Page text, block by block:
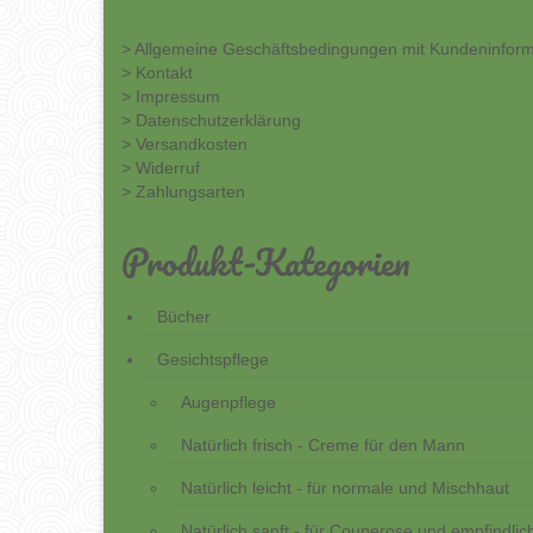
> Allgemeine Geschäftsbedingungen mit
> Kontakt
> Impressum
> Datenschutzerklärung
> Versandkosten
> Widerruf
> Zahlungsarten
Produkt-Kategorien
Bücher
Gesichtspflege
Augenpflege
Natürlich frisch - Creme für den Mann
Natürlich leicht - für normale und Mischhaut